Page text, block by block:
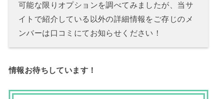
可能な限りオプションを調べてみましたが、当サ
イトで紹介している以外の詳細情報をご存じのメ
ンバーは口コミにてお知らせください！
情報お待ちしています！